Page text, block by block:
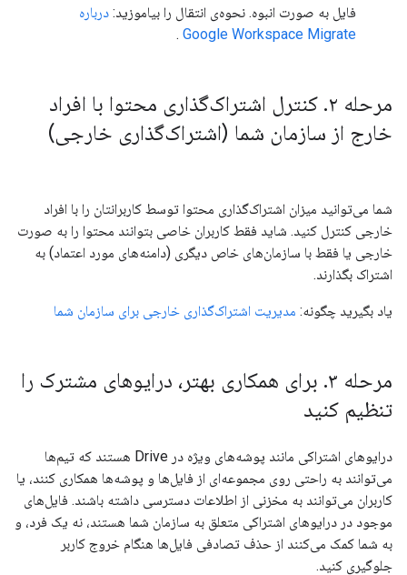
فایل به صورت انبوه. نحوه‌ی انتقال را بیاموزید: درباره
Google Workspace Migrate
.
مرحله ۲ . کنترل اشتراک‌گذاری محتوا با افراد
خارج از سازمان شما (اشتراک‌گذاری خارجی)
شما می‌توانید میزان اشتراک‌گذاری محتوا توسط کاربرانتان را با افراد
خارجی کنترل کنید. شاید فقط کاربران خاصی بتوانند محتوا را به صورت
خارجی یا فقط با سازمان‌های خاص دیگری (دامنه‌های مورد اعتماد) به
اشتراک بگذارند.
یاد بگیرید چگونه: مدیریت اشتراک‌گذاری خارجی برای سازمان شما
مرحله ۳ . برای همکاری بهتر، درایوهای مشترک را
تنظیم کنید
درایوهای اشتراکی مانند پوشه‌های ویژه در Drive هستند که تیم‌ها
می‌توانند به راحتی روی مجموعه‌ای از فایل‌ها و پوشه‌ها همکاری کنند، یا
کاربران می‌توانند به مخزنی از اطلاعات دسترسی داشته باشند. فایل‌های
موجود در درایوهای اشتراکی متعلق به سازمان شما هستند، نه یک فرد، و
به شما کمک می‌کنند از حذف تصادفی فایل‌ها هنگام خروج کاربر
جلوگیری کنید.